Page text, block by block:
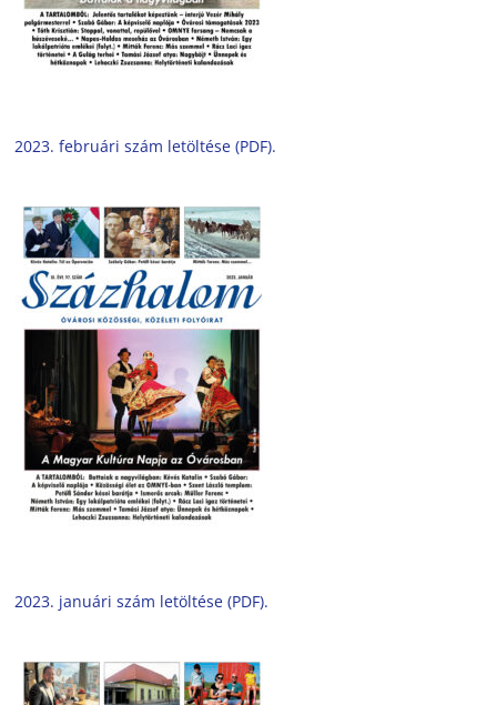
2023. februári szám letöltése (PDF).
2023. januári szám letöltése (PDF).